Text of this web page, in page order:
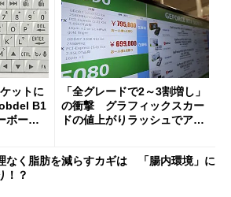
ットに
B1
ボー
「全グレードで2～3割増し」
の衝撃 グラフィックスカー
ドの値上がりラッシュでアキ
なく脂肪を減らすカギは 「腸内環境」に
！？